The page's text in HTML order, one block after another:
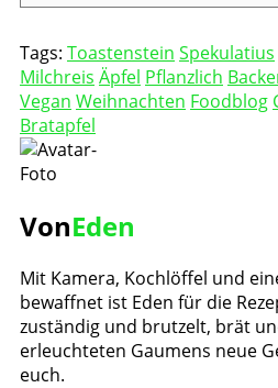
Tags: Toastenstein Spekulatius
Milchreis Äpfel Pflanzlich
Vegan Weihnachten Foodblog
Bratapfel
VonEden
Mit Kamera, Kochlöffel und
bewaffnet ist Eden für die
zuständig und brutzelt, brät
erleuchteten Gaumens neue
euch.